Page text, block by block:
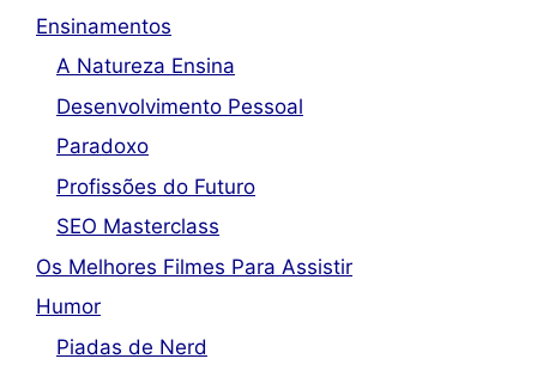
Ensinamentos
A Natureza Ensina
Desenvolvimento Pessoal
Paradoxo
Profissões do Futuro
SEO Masterclass
Os Melhores Filmes Para Assistir
Humor
Piadas de Nerd